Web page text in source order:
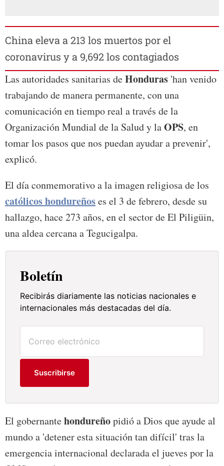
China eleva a 213 los muertos por el
coronavirus y a 9,692 los contagiados
Las autoridades sanitarias deHonduras 'han venido
trabajando de manera permanente, con una
comunicación en tiempo real a través de la
Organización Mundial de la Salud y laOPS, en
tomar los pasos que nos puedan ayudar a prevenir',
explicó.
El día conmemorativo a la imagen religiosa de los
católicos hondureñoses el 3 de febrero, desde su
hallazgo, hace 273 años, en el sector de El Piligüin,
una aldea cercana a Tegucigalpa.
Boletín
Recibirás diariamente las noticias nacionales e
internacionales más destacadas del día.
Suscribirse
El gobernantehondureñopidió a Dios que ayude al
mundo a 'detener esta situación tan difícil' tras la
emergencia internacional declarada el jueves por la